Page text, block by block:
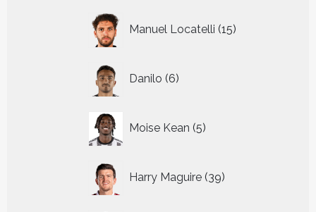
Manuel Locatelli 15
producten
Danilo 6
producten
Moise Kean 5
producten
Harry Maguire 39
producten